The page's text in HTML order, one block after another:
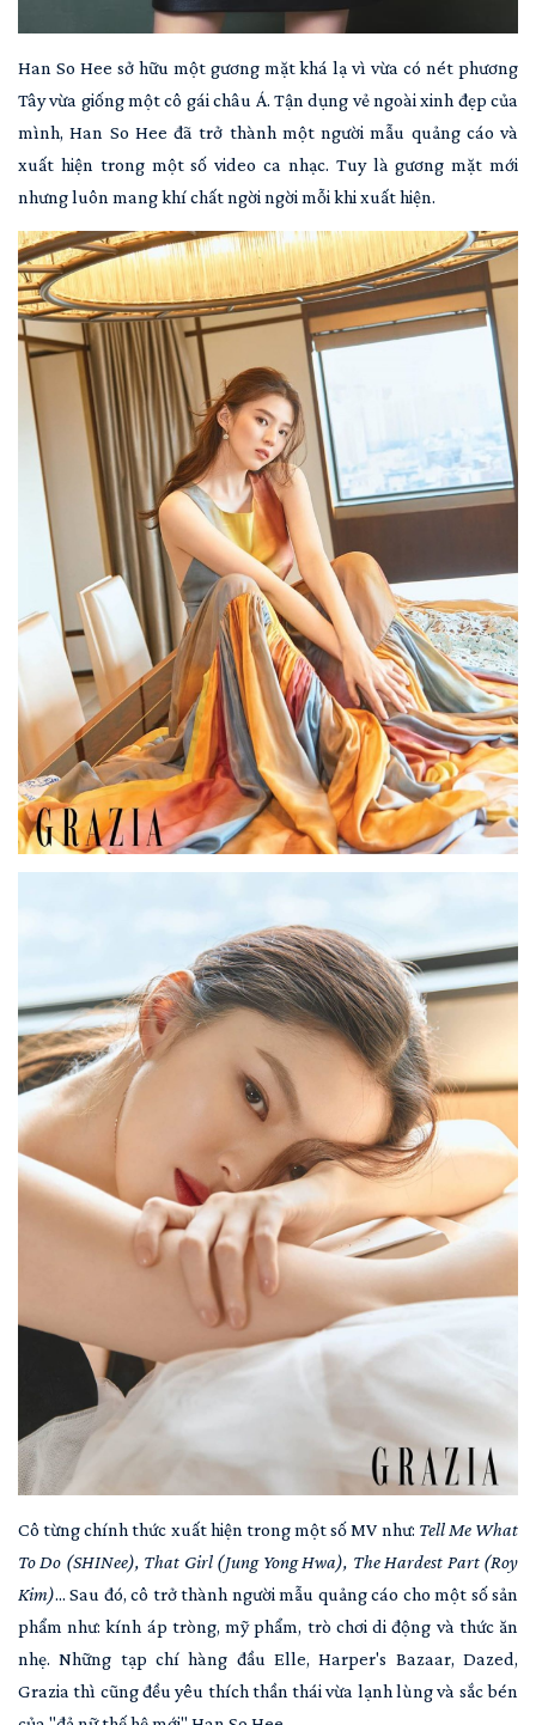
Han So Hee sở hữu một gương mặt khá lạ vì vừa có nét phương
Tây vừa giống một cô gái châu Á. Tận dụng vẻ ngoài xinh đẹp của
mình, Han So Hee đã trở thành một người mẫu quảng cáo và
xuất hiện trong một số video ca nhạc. Tuy là gương mặt mới
nhưng luôn mang khí chất ngời ngời mỗi khi xuất hiện.
Cô từng chính thức xuất hiện trong một số MV như: Tell Me What
To Do (SHINee), That Girl (Jung Yong Hwa), The Hardest Part (Roy
Kim)... Sau đó, cô trở thành người mẫu quảng cáo cho một số sản
phẩm như: kính áp tròng, mỹ phẩm, trò chơi di động và thức ăn
nhẹ. Những tạp chí hàng đầu Elle, Harper's Bazaar, Dazed,
Grazia thì cũng đều yêu thích thần thái vừa lạnh lùng và sắc bén